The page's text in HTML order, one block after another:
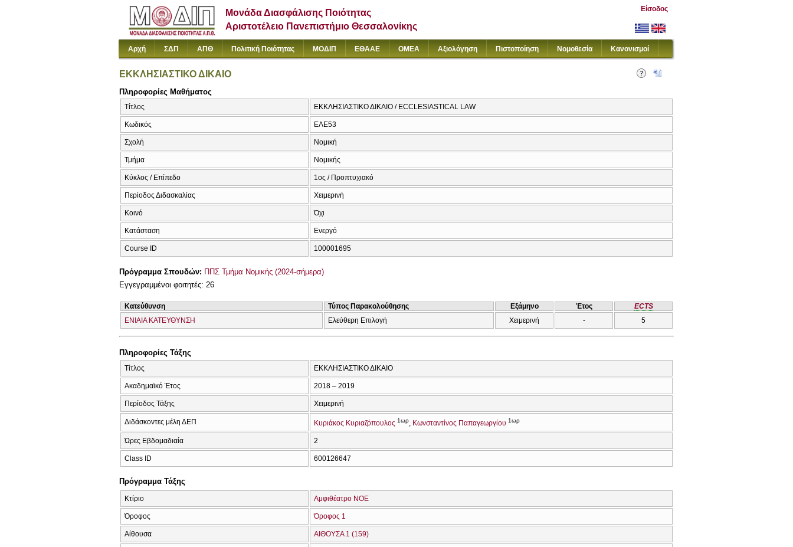
Μονάδα Διασφάλισης Ποιότητας
Αριστοτέλειο Πανεπιστήμιο Θεσσαλονίκης
Είσοδος
Αρχή ΣΔΠ ΑΠΘ Πολιτική Ποιότητας ΜΟΔΙΠ ΕΘΑΑΕ ΟΜΕΑ Αξιολόγηση Πιστοποίηση Νομοθεσία Κανονισμοί
ΕΚΚΛΗΣΙΑΣΤΙΚΟ ΔΙΚΑΙΟ
Πληροφορίες Μαθήματος
Τίτλος ΕΚΚΛΗΣΙΑΣΤΙΚΟ ΔΙΚΑΙΟ / ECCLESIASTICAL LAW
Κωδικός ΕΛΕ53
Σχολή Νομική
Τμήμα Νομικής
Κύκλος / Επίπεδο 1ος / Προπτυχιακό
Περίοδος Διδασκαλίας Χειμερινή
Κοινό Όχι
Κατάσταση Ενεργό
Course ID 100001695
Πρόγραμμα Σπουδών: ΠΠΣ Τμήμα Νομικής (2024-σήμερα)
Εγγεγραμμένοι φοιτητές: 26
Κατεύθυνση Τύπος Παρακολούθησης Εξάμηνο Έτος
ECTS
ΕΝΙΑΙΑ ΚΑΤΕΥΘΥΝΣΗ
Ελεύθερη Επιλογή Χειμερινή - 5
Πληροφορίες Τάξης
Τίτλος ΕΚΚΛΗΣΙΑΣΤΙΚΟ ΔΙΚΑΙΟ
Ακαδημαϊκό Έτος 2018 – 2019
Περίοδος Τάξης Χειμερινή
Διδάσκοντες μέλη ΔΕΠ Κυριάκος Κυριαζόπουλος 1ωρ Κωνσταντίνος Παπαγεωργίου 1ωρ
Ώρες Εβδομαδιαία 2
Class ID 600126647
Πρόγραμμα Τάξης
Κτίριο Αμφιθέατρο ΝΟΕ
Όροφος Όροφος 1
Αίθουσα ΑΙΘΟΥΣΑ 1 (159)